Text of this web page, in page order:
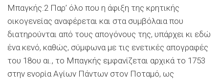
Μπαγκής.2 Παρ’ όλο που η άφιξη της κρητικής
οικογενείας αναφέρεται και στα συμβόλαια που
διατηρούνται από τους απογόνους της, υπάρχει κι εδώ
ένα κενό, καθώς, σύμφωνα με τις ενετικές απογραφές
του 18ου αι., το Μπαγκής εμφανίζεται αρχικά το 1753
στην ενορία Aγίων Πάντων στον Ποταμό, ως